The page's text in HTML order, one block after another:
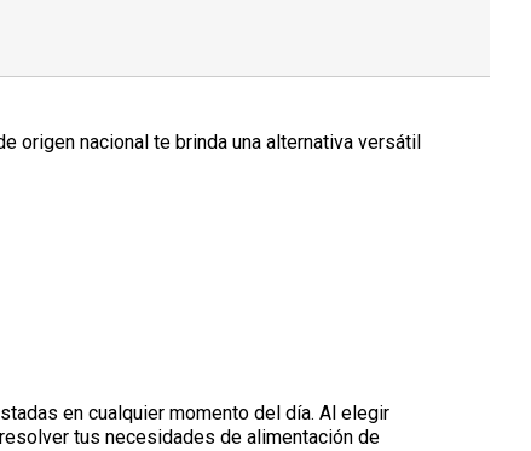
origen nacional te brinda una alternativa versátil
en cualquier momento del día. Al elegir
tus necesidades de alimentación de